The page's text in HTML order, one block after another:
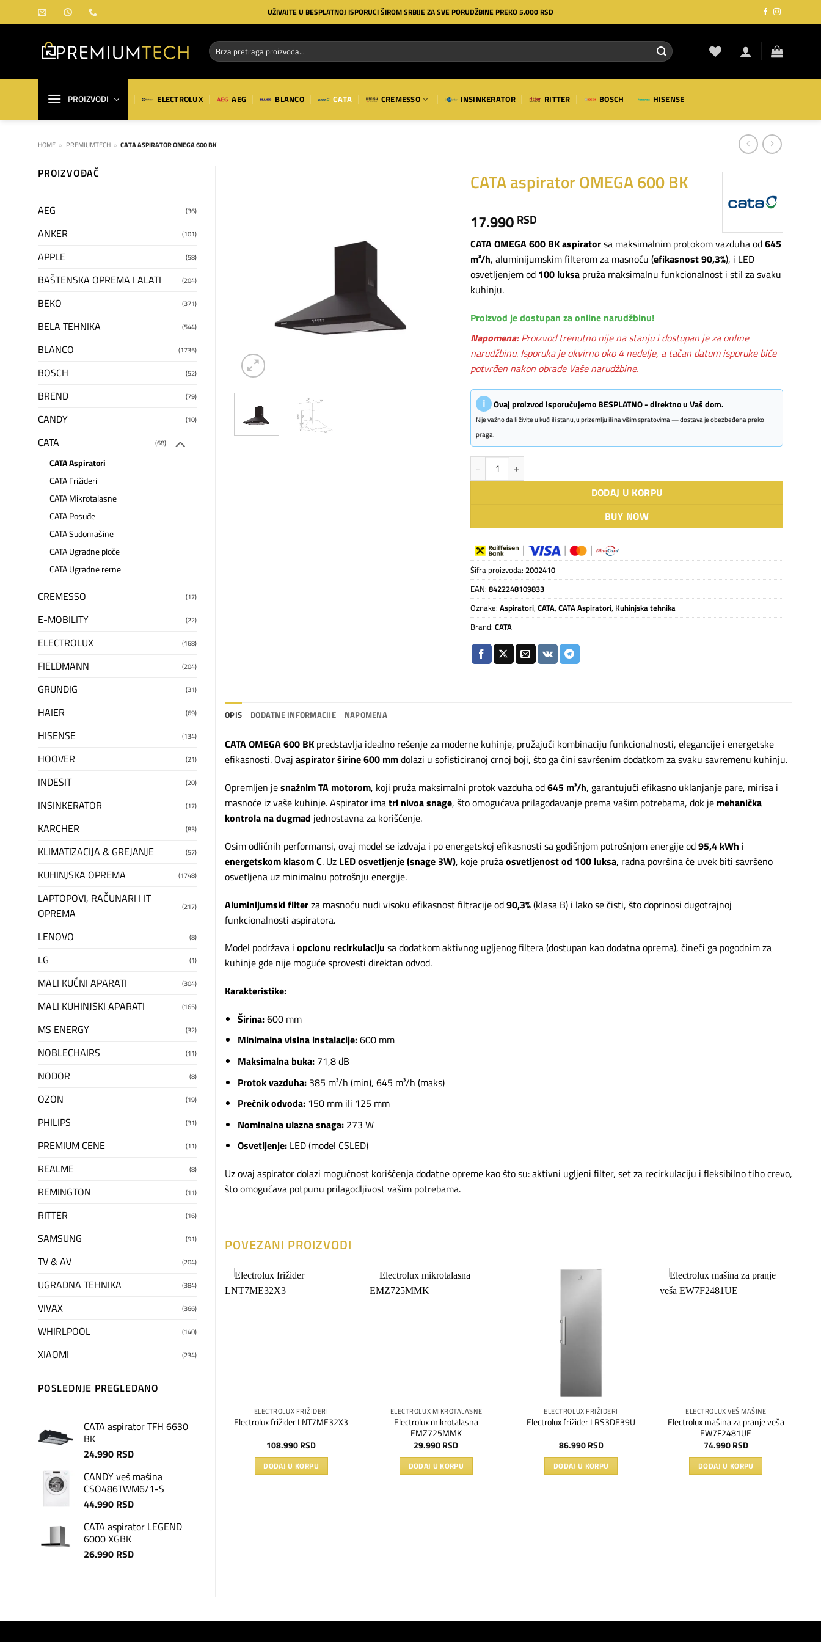
na
UŽIVAJTE U BESPLATNOJ ISPORUCI ŠIROM SRBIJE ZA SVE PORUDŽBINE PREKO 5.000 RSD
Pretraga
za:
PROIZVODI ELECTROLUX AEG BLANCO CATA CREMESSO INSINKERATOR RITTER BOSCH HISENSE
HOME » PREMIUMTECH » CATA ASPIRATOR OMEGA 600 BK
PROIZVOĐAČ
AEG (36)
ANKER (101)
APPLE (58)
BAŠTENSKA OPREMA I ALATI (204)
BEKO (371)
BELA TEHNIKA (544)
BLANCO (1735)
BOSCH (52)
BREND (79)
CANDY (10)
CATA (68)
CATA Aspiratori
CATA Frižideri
CATA Mikrotalasne
CATA Posuđe
CATA Sudomašine
CATA Ugradne ploče
CATA Ugradne rerne
CREMESSO (17)
E-MOBILITY (22)
ELECTROLUX (168)
FIELDMANN (204)
GRUNDIG (31)
HAIER (69)
HISENSE (134)
HOOVER (21)
INDESIT (20)
INSINKERATOR (17)
KARCHER (83)
KLIMATIZACIJA & GREJANJE (57)
KUHINJSKA OPREMA (1748)
LAPTOPOVI, RAČUNARI I IT
OPREMA
(217)
LENOVO (8)
LG (1)
MALI KUĆNI APARATI (304)
MALI KUHINJSKI APARATI (165)
MS ENERGY (32)
NOBLECHAIRS (11)
NODOR (8)
OZON (19)
PHILIPS (31)
PREMIUM CENE (11)
REALME (8)
REMINGTON (11)
RITTER (16)
SAMSUNG (91)
TV & AV (204)
UGRADNA TEHNIKA (384)
VIVAX (366)
WHIRLPOOL (140)
XIAOMI (234)
POSLEDNJE PREGLEDANO
CATA aspirator TFH 6630
BK
24.990 RSD
CANDY veš mašina
CSO486TWM6/1-S
44.990 RSD
CATA aspirator LEGEND
6000 XGBK
26.990 RSD
CATA aspirator OMEGA 600 BK
17.990 RSD
CATA OMEGA 600 BK aspiratorsa maksimalnim protokom vazduha od645
m³/h, aluminijumskim filterom za masnoću (efikasnost 90,3%), i LED
osvetljenjem od 100 luksa pruža maksimalnu funkcionalnost i stil za svaku
kuhinju.
Proizvod je dostupan za online narudžbinu!
Napomena: Proizvod trenutno nije na stanju i dostupan je za online
narudžbinu. Isporuka je okvirno oko 4 nedelje, a tačan datum isporuke biće
potvrđen nakon obrade Vaše narudžbine.
ℹ Ovaj proizvod isporučujemo BESPLATNO - direktno u Vaš dom.
Nije važno da li živite u kući ili stanu, u prizemlju ili na višim spratovima — dostava je obezbeđena preko
praga.
CATA aspirator OMEGA 600 BK količina
DODAJ U KORPU
BUY NOW
Šifra proizvoda:2002410
EAN:8422248109833
Oznake:Aspiratori,CATA,CATA Aspiratori, Kuhinjska tehnika
Brand:CATA
OPIS DODATNE INFORMACIJE NAPOMENA
CATA OMEGA 600 BK predstavlja idealno rešenje za moderne kuhinje, pružajući kombinaciju funkcionalnosti, elegancije i energetske
efikasnosti. Ovaj aspirator širine 600 mmdolazi u sofisticiranoj crnoj boji, što ga čini savršenim dodatkom za svaku savremenu kuhinju.
Opremljen jesnažnim TA motorom, koji pruža maksimalni protok vazduha od645 m³/h, garantujući efikasno uklanjanje pare, mirisa i
masnoće iz vaše kuhinje. Aspirator imatri nivoa snage, što omogućava prilagođavanje prema vašim potrebama, dok je mehanička
kontrola na dugmad jednostavna za korišćenje.
Osim odličnih performansi, ovaj model se izdvaja i po energetskoj efikasnosti sa godišnjom potrošnjom energije od95,4 kWh i
energetskom klasom C. Uz LED osvetljenje (snage 3W), koje pružaosvetljenost od 100 luksa, radna površina će uvek biti savršeno
osvetljena uz minimalnu potrošnju energije.
Aluminijumski filterza masnoću nudi visoku efikasnost filtracije od90,3%(klasa B) i lako se čisti, što doprinosi dugotrajnoj
funkcionalnosti aspiratora.
Model podržava i opcionu recirkulaciju sa dodatkom aktivnog ugljenog filtera (dostupan kao dodatna oprema), čineći ga pogodnim za
kuhinje gde nije moguće sprovesti direktan odvod.
Karakteristike:
Širina:600 mm
Minimalna visina instalacije:600 mm
Maksimalna buka:71,8 dB
Protok vazduha:385 m³/h (min), 645 m³/h (maks)
Prečnik odvoda:150 mm ili 125 mm
Nominalna ulazna snaga:273 W
Osvetljenje:LED (model CSLED)
Uz ovaj aspirator dolazi mogućnost korišćenja dodatne opreme kao što su: aktivni ugljeni filter, set za recirkulaciju i fleksibilno tiho crevo,
što omogućava potpunu prilagodljivost vašim potrebama.
POVEZANI PROIZVODI
ELECTROLUX FRIŽIDERI
Electrolux frižider LNT7ME32X3
108.990RSD
DODAJ U KORPU
ELECTROLUX MIKROTALASNE
Electrolux mikrotalasna
EMZ725MMK
29.990RSD
DODAJ U KORPU
ELECTROLUX FRIŽIDERI
Electrolux frižider LRS3DE39U
86.990RSD
DODAJ U KORPU
ELECTROLUX VEŠ MAŠINE
Electrolux mašina za pranje veša
EW7F2481UE
74.990RSD
DODAJ U KORPU
na
želja
na
želja
NEMA NA ZALIHAMA
Electrolux frižider LRB1DE33W